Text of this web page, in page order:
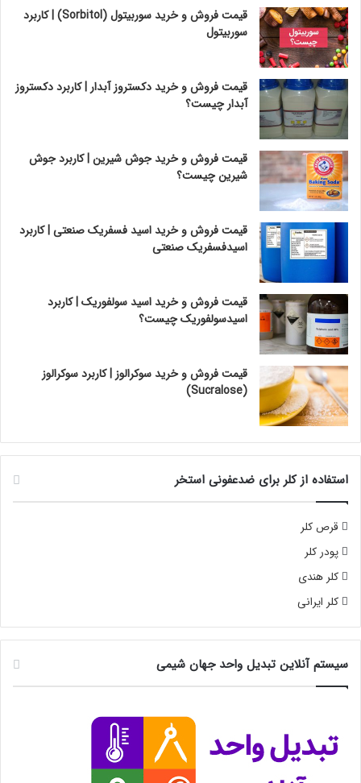
قیمت فروش و خرید سوربیتول (Sorbitol) | کاربرد
سوربیتول
قیمت فروش و خرید دکستروز آبدار | کاربرد دکستروز
آبدار چیست؟
قیمت فروش و خرید جوش شیرین | کاربرد جوش
شیرین چیست؟
قیمت فروش و خرید اسید فسفریک صنعتی | کاربرد
اسیدفسفریک صنعتی
قیمت فروش و خرید اسید سولفوریک | کاربرد
اسیدسولفوریک چیست؟
قیمت فروش و خرید سوکرالوز | کاربرد سوکرالوز
(Sucralose)
استفاده از کلر برای ضدعفونی استخر
قرص کلر
پودر کلر
کلر هندی
کلر ایرانی
سیستم آنلاین تبدیل واحد جهان شیمی